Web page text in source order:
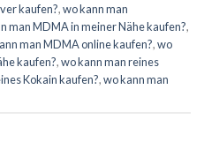
kaufen?,wo kann man
man MDMA in meiner Nähe kaufen?,
man MDMA online kaufen?,wo
kaufen?,wo kann man reines
Kokain kaufen?,wo kann man